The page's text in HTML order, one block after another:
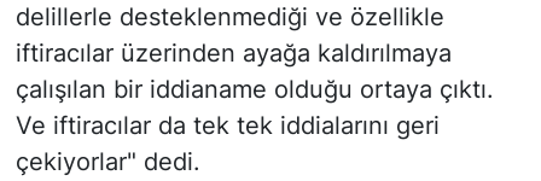
delillerle desteklenmediği ve özellikle
iftiracılar üzerinden ayağa kaldırılmaya
çalışılan bir iddianame olduğu ortaya çıktı.
Ve iftiracılar da tek tek iddialarını geri
çekiyorlar" dedi.